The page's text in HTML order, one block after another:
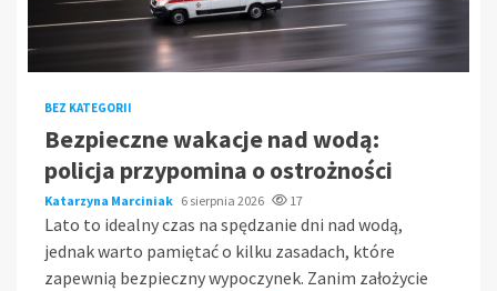
BEZ KATEGORII
Bezpieczne wakacje nad wodą:
policja przypomina o ostrożności
Katarzyna Marciniak 6 sierpnia 2026 17
Lato to idealny czas na spędzanie dni nad wodą,
jednak warto pamiętać o kilku zasadach, które
zapewnią bezpieczny wypoczynek. Zanim założycie